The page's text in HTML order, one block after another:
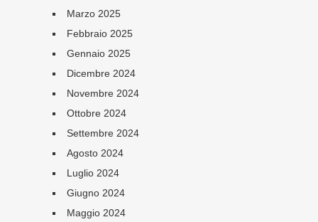
Marzo 2025
Febbraio 2025
Gennaio 2025
Dicembre 2024
Novembre 2024
Ottobre 2024
Settembre 2024
Agosto 2024
Luglio 2024
Giugno 2024
Maggio 2024